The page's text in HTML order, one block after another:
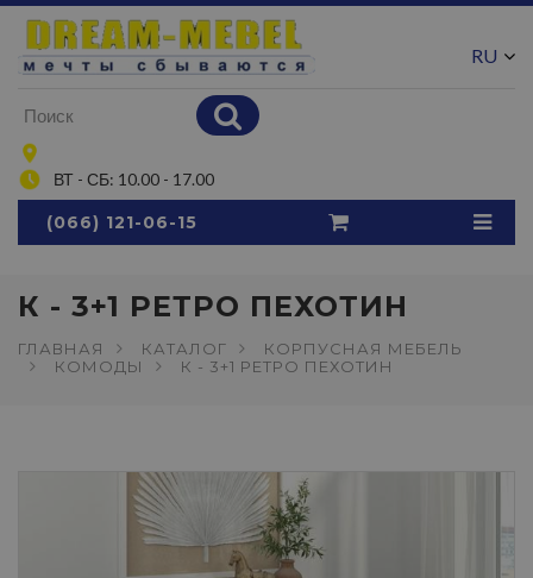
ВТ - СБ: 10.00 - 17.00
RU
(066) 121-06-15
К - 3+1 РЕТРО ПЕХОТИН
ГЛАВНАЯ КАТАЛОГ
КОРПУСНАЯ МЕБЕЛЬ
КОМОДЫ
К - 3+1 РЕТРО ПЕХОТИН